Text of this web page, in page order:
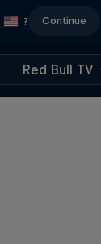
? Continue
Red Bull TV